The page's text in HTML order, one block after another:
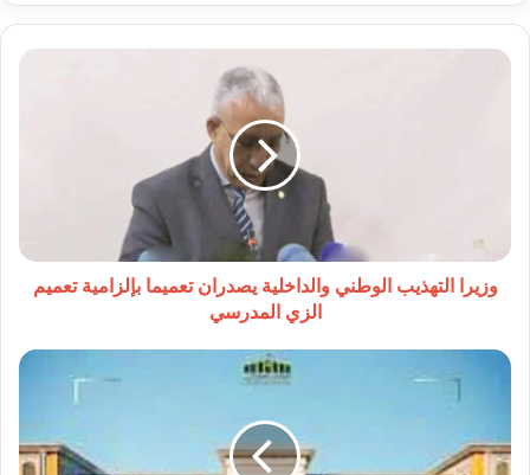
وزيرا
الزي
المدرسي
وزيرا التهذيب الوطني والداخلية يصدران تعميما بإلزامية تعميم
الزي المدرسي
تناقش
بالجمعية
الوطنية